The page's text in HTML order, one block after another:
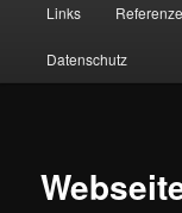
Links
Datenschutz